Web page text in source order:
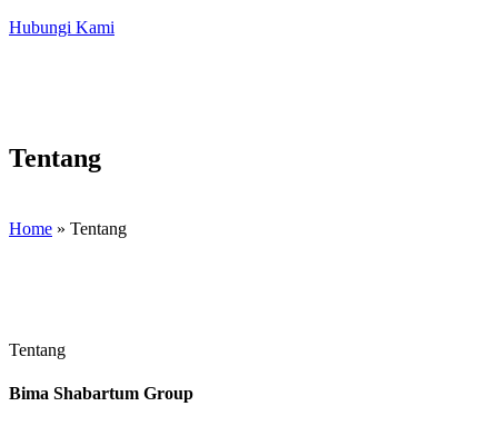
Hubungi Kami
Home » Tentang
Tentang
Tentang
Bima Shabartum Group